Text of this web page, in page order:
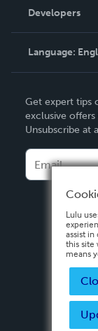
Podcast
Order Lookup
Knowledge
Contact
Developers
Language:
Deutsch
Français
Español
Get expert tips
exclusive
Unsubscribe at
Lulu
assist
this site
means